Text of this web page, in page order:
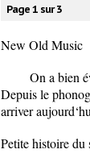
Page 1 sur 3
New Old Music
On a bien
Depuis le
arriver
Petite histoire du